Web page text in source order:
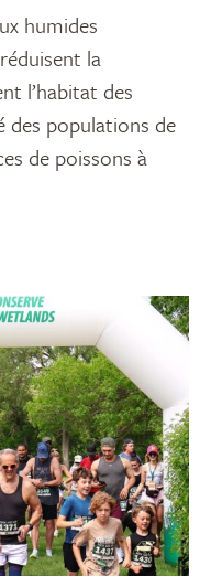
humides
la
l’habitat des
des populations de
de poissons à